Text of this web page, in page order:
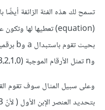
تسمح لك هذه الفئة الزائفة أيضًا
(equation) تعطيها لها وتكون على الشكل :
وn تمثل الأرقام الموجبة (3،2،1،0 وهكذا).
وعلى سبيل المثال سوف تقوم